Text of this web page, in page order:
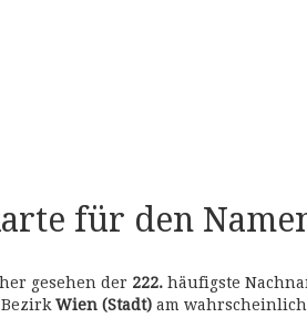
für den
gesehen der 222. häufigste
BezirkWien (Stadt) am